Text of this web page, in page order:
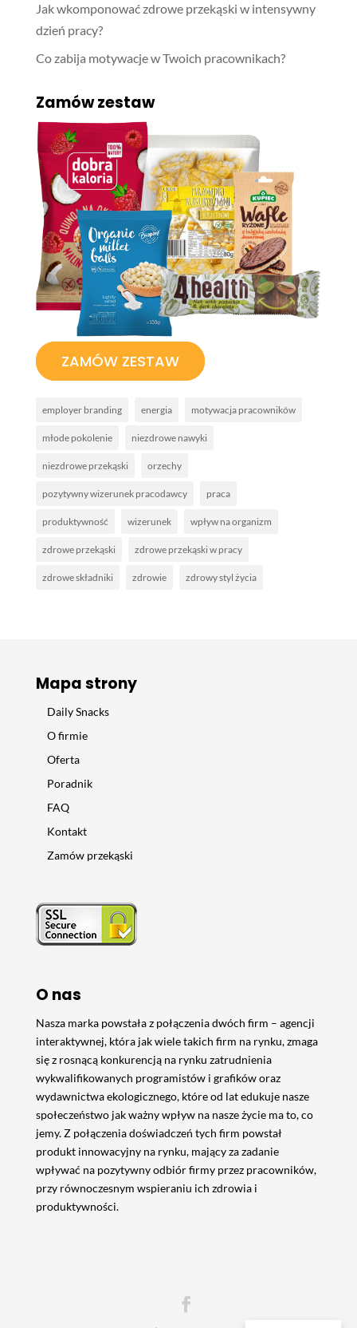
Jak wkomponować zdrowe przekąski w intensywny
dzień pracy?
Co zabija motywacje w Twoich pracownikach?
Zamów zestaw
ZAMÓW ZESTAW
employer branding energia motywacja pracowników
młode pokolenie niezdrowe nawyki
niezdrowe przekąski orzechy
pozytywny wizerunek pracodawcy praca
produktywność wizerunek wpływ na organizm
zdrowe przekąski zdrowe przekąski w pracy
zdrowe składniki zdrowie zdrowy styl życia
Mapa strony
Daily Snacks
O firmie
Oferta
Poradnik
FAQ
Kontakt
Zamów przekąski
O nas
Nasza marka powstała z połączenia dwóch firm – agencji
interaktywnej, która jak wiele takich firm na rynku, zmaga
się z rosnącą konkurencją na rynku zatrudnienia
wykwalifikowanych programistów i grafików oraz
wydawnictwa ekologicznego, które od lat edukuje nasze
społeczeństwo jak ważny wpływ na nasze życie ma to, co
jemy. Z połączenia doświadczeń tych firm powstał
produkt innowacyjny na rynku, mający za zadanie
wpływać na pozytywny odbiór firmy przez pracowników,
przy równoczesnym wspieraniu ich zdrowia i
produktywności.